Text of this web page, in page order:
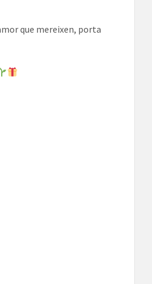
que mereixen, porta